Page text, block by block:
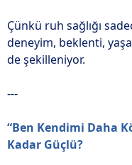
Çünkü ruh sağlığı
deneyim, beklenti,
de şekilleniyor.
---
“Ben Kendimi Daha
Kadar Güçlü?